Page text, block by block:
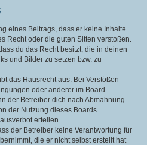
eines Beitrags, dass er keine Inhalte
Recht oder die guten Sitten verstoßen.
du das Recht besitzt, die in deinen
und Bilder zu setzen bzw. zu
das Hausrecht aus. Bei Verstößen
oder anderer im Board
der Betreiber dich nach Abmahnung
der Nutzung dieses Boards
erteilen.
der Betreiber keine Verantwortung für
die er nicht selbst erstellt hat